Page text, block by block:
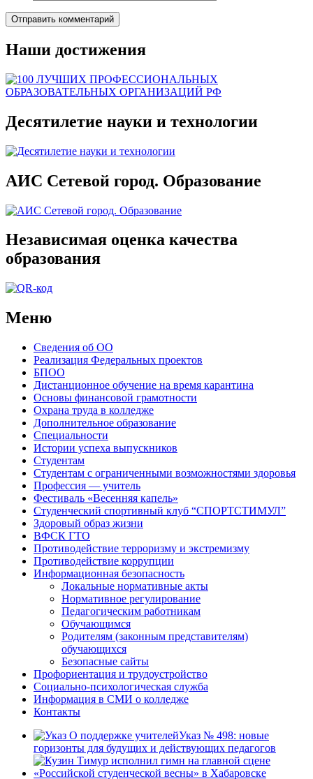
Наши достижения
Десятилетие науки и технологии
АИС Сетевой город. Образование
Независимая оценка качества
образования
Меню
Сведения об ОО
Реализация Федеральных проектов
БПОО
Дистанционное обучение на время карантина
Основы финансовой грамотности
Охрана труда в колледже
Дополнительное образование
Специальности
Истории успеха выпускников
Студентам
Студентам с ограниченными возможностями здоровья
Профессия — учитель
Фестиваль «Весенняя капель»
Студенческий спортивный клуб “СПОРТСТИМУЛ”
Здоровый образ жизни
ВФСК ГТО
Противодействие терроризму и экстремизму
Противодействие коррупции
Информационная безопасность
Локальные нормативные акты
Нормативное регулирование
Педагогическим работникам
Обучающимся
Родителям (законным представителям)
обучающихся
Безопасные сайты
Профориентация и трудоустройство
Социально-психологическая служба
Информация в СМИ о колледже
Контакты
Указ № 498: новые
горизонты для будущих и действующих педагогов